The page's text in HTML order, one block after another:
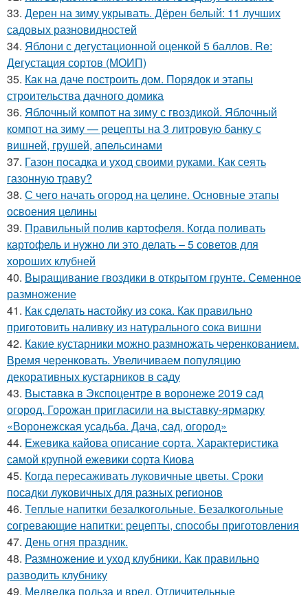
33. Дерен на зиму укрывать. Дёрен белый: 11 лучших
садовых разновидностей
34. Яблони с дегустационной оценкой 5 баллов. Re:
Дегустация сортов (МОИП)
35. Как на даче построить дом. Порядок и этапы
строительства дачного домика
36. Яблочный компот на зиму с гвоздикой. Яблочный
компот на зиму — рецепты на 3 литровую банку с
вишней, грушей, апельсинами
37. Газон посадка и уход своими руками. Как сеять
газонную траву?
38. С чего начать огород на целине. Основные этапы
освоения целины
39. Правильный полив картофеля. Когда поливать
картофель и нужно ли это делать – 5 советов для
хороших клубней
40. Выращивание гвоздики в открытом грунте. Семенное
размножение
41. Как сделать настойку из сока. Как правильно
приготовить наливку из натурального сока вишни
42. Какие кустарники можно размножать черенкованием.
Время черенковать. Увеличиваем популяцию
декоративных кустарников в саду
43. Выставка в Экспоцентре в воронеже 2019 сад
огород. Горожан пригласили на выставку-ярмарку
«Воронежская усадьба. Дача, сад, огород»
44. Ежевика кайова описание сорта. Характеристика
самой крупной ежевики сорта Киова
45. Когда пересаживать луковичные цветы. Сроки
посадки луковичных для разных регионов
46. Теплые напитки безалкогольные. Безалкогольные
согревающие напитки: рецепты, способы приготовления
47. День огня праздник.
48. Размножение и уход клубники. Как правильно
разводить клубнику
49. Медведка польза и вред. Отличительные